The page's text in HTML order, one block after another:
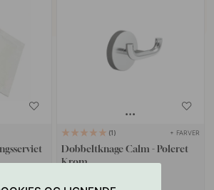
1 + FARVER
Dobbeltknage Calm - Poleret
Krom